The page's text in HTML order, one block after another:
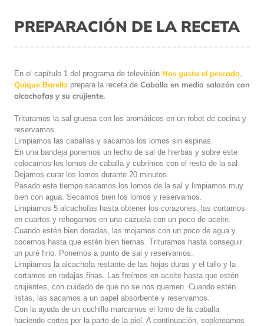
PREPARACIÓN DE LA RECETA
En el capítulo 1 del programa de televisión Nos gusta el pescado
Quique Barella prepara la receta de Caballa en medio salazón con
alcachofas y su crujiente.
Trituramos la sal gruesa con los aromáticos en un robot de cocina y
reservamos.
Limpiamos las caballas y sacamos los lomos sin espinas.
En una bandeja ponemos un lecho de sal de hierbas y sobre este
colocamos los lomos de caballa y cubrimos con el resto de la sal.
Dejamos curar los lomos durante 20 minutos.
Pasado este tiempo sacamos los lomos de la sal y limpiamos muy
bien con agua. Secamos bien los lomos y reservamos.
Limpiamos 5 alcachofas hasta obtener los corazones, las cortamos
en cuartos y rehogamos en una cazuela con un poco de aceite.
Cuando estén bien doradas, las mojamos con un poco de agua y
cocemos hasta que estén bien tiernas. Trituramos hasta conseguir
un puré fino. Ponemos a punto de sal y reservamos.
Limpiamos la alcachofa restante de las hojas duras y el tallo y la
cortamos en rodajas finas. Las freímos en aceite hasta que estén
crujientes, con cuidado de que no se nos quemen. Cuando estén
listas, las sacamos a un papel absorbente y reservamos.
Con la ayuda de un cuchillo marcamos el lomo de la caballa
haciendo cortes por la parte de la piel. A continuación, sopleteamos